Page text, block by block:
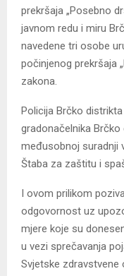
prekršaja „Posebno
javnom redu i miru
navedene tri osobe
počinjenog prekršaja
zakona.
Policija Brčko
gradonačelnika
međusobnoj suradnji
Štaba za zaštitu i
I ovom prilikom
odgovornost uz
mjere koje su
u vezi sprečavanja
Svjetske zdravstvene